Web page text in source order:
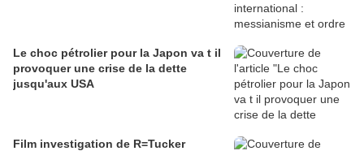
Le choc pétrolier pour la Japon va t il
provoquer une crise de la dette
jusqu'aux USA
Film investigation de R=Tucker